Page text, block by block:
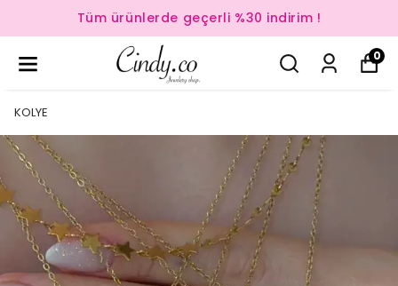
Tüm ürünlerde geçerli %30 indirim !
0
KOLYE